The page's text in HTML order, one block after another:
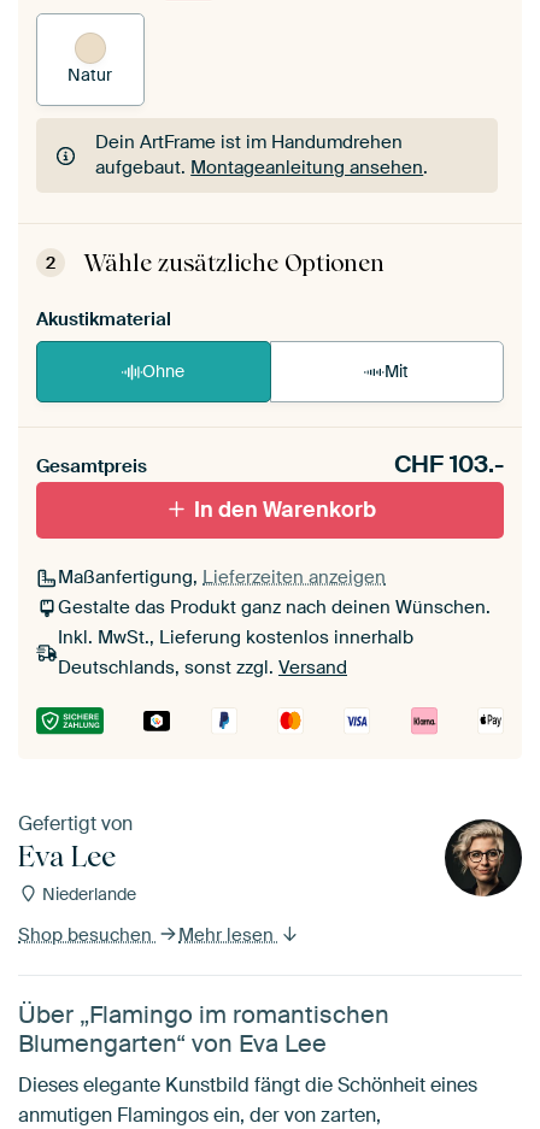
Natur
Dein ArtFrame ist im Handumdrehen
aufgebaut. Montageanleitung ansehen.
Dein ArtFrame ist im Handumdrehen
aufgebaut.Montageanleitung ansehen
2 Wähle zusätzliche Optionen
Akustikmaterial
Ohne Mit
Gesamtpreis CHF103.-
In den Warenkorb
Maßanfertigung, Lieferzeiten anzeigen
Gestalte das Produkt ganz nach deinen Wünschen.
Inkl. MwSt., Lieferung kostenlos innerhalb
Deutschlands, sonst zzgl. Versand
Gefertigt von
Eva Lee
Niederlande
Shop besuchen Mehr lesen
Über „Flamingo im romantischen
Blumengarten“ von Eva Lee
Dieses elegante Kunstbild fängt die Schönheit eines
anmutigen Flamingos ein, der von zarten,